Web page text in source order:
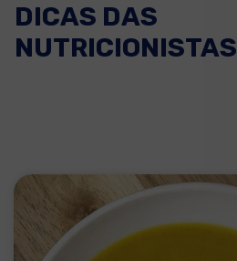
DICAS DAS
NUTRICIONISTAS